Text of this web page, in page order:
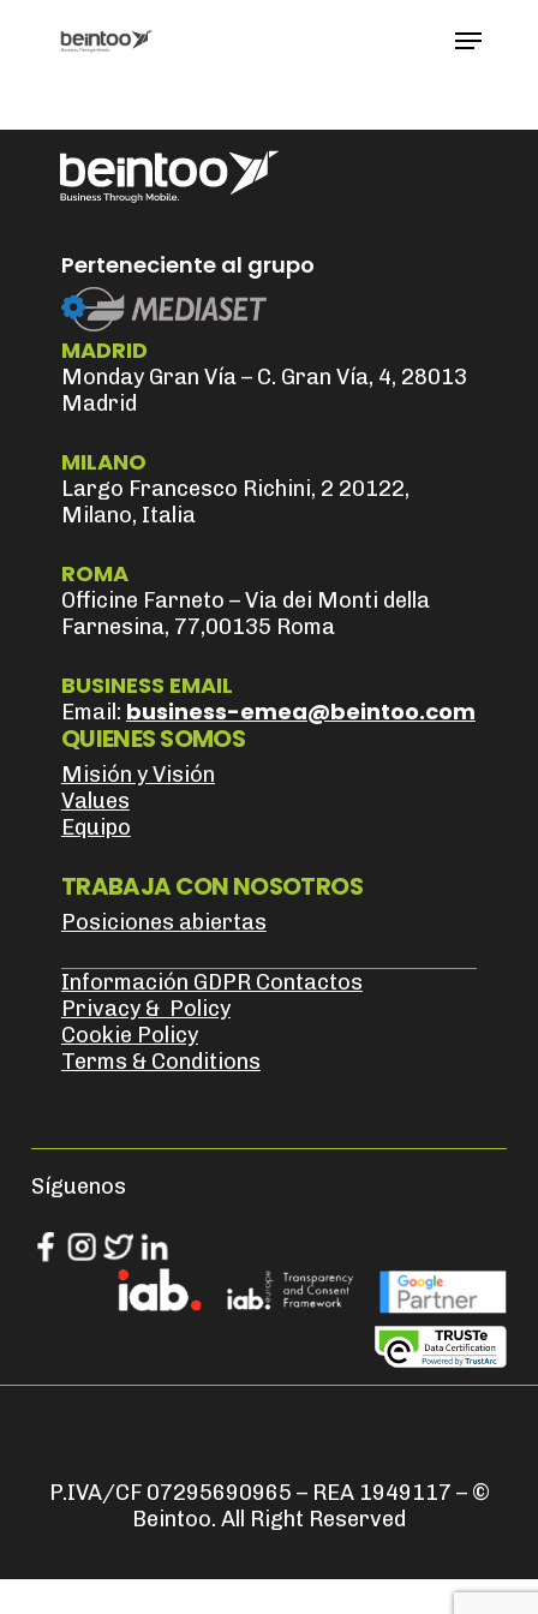
Menu
Perteneciente al grupo
MADRID
Monday Gran Vía – C. Gran Vía, 4, 28013
Madrid
MILANO
Largo Francesco Richini, 2 20122,
Milano, Italia
ROMA
Officine Farneto – Via dei Monti della
Farnesina, 77,00135 Roma
BUSINESS EMAIL
Email: business-emea@beintoo.com
QUIENES SOMOS
Misión y Visión
Values
Equipo
TRABAJA CON NOSOTROS
Posiciones abiertas
Información GDPR Contactos
Privacy & Policy
Cookie Policy
Terms & Conditions
Síguenos
P.IVA/CF 07295690965 – REA 1949117 – ©
Beintoo. All Right Reserved
Slot777 Online Terpercaya Hari Ini dengan Slot